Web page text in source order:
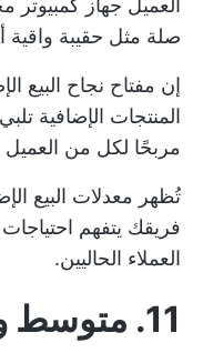
العميل جهاز
صلة مثل حقيبة واقية
إن مفتاح نجاح البيع
المنتجات الإضافية
مربحًا لكل من
تُظهر معدلات البيع
فريقك يتفهم
العملاء الحاليين.
11. متوسط وقت الاستجابة